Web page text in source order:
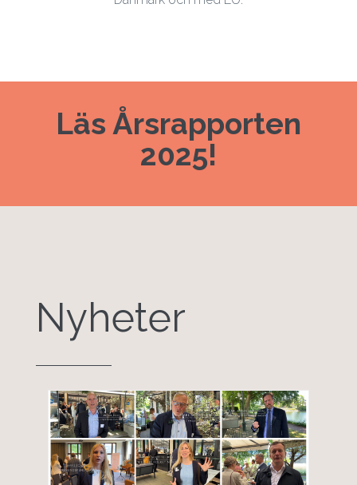
Läs Årsrapporten
2025!
Nyheter